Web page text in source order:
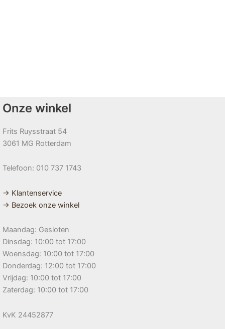
Onze winkel
Frits Ruysstraat 54
3061 MG Rotterdam
Telefoon: 010 737 1743
→ Klantenservice
→ Bezoek onze winkel
Maandag: Gesloten
Dinsdag: 10:00 tot 17:00
Woensdag: 10:00 tot 17:00
Donderdag: 12:00 tot 17:00
Vrijdag: 10:00 tot 17:00
Zaterdag: 10:00 tot 17:00
KvK 24452877